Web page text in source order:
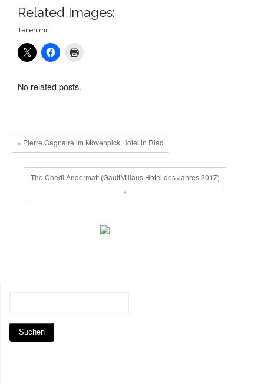
Related Images:
Teilen mit:
No related posts.
« Pierre Gagnaire im Mövenpick Hotel in Riad
The Chedi Andermatt (GaultMillaus Hotel des Jahres 2017)
»